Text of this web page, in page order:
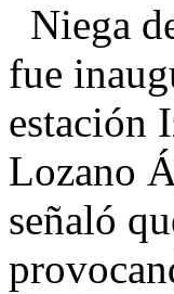
Niega
fue
estación
Lozano
señaló